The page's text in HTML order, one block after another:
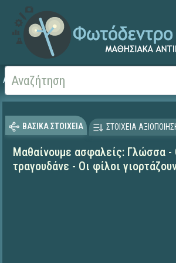
Αρχική
ΒΑΣΙΚΑ ΣΤΟΙΧΕΙΑ ΣΤΟΙΧΕΙΑ
Μαθαίνουμε ασφαλείς: Γλώσσα -
τραγουδάνε - Οι φίλοι